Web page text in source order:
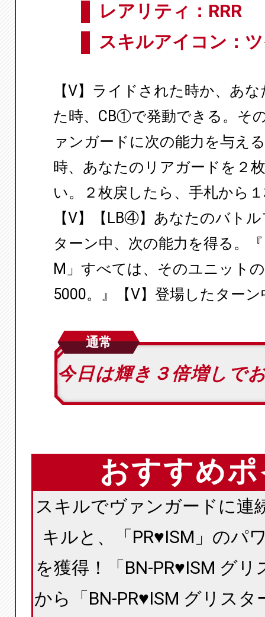
レアリティ：RRR
スキルアイコン：
【V】ライドされた時か、あ
た時、CB①で発動できる。そ
ァンガードに次の能力を与え
時、あなたのリアガードを２
い。２枚戻したら、手札から
【V】【LB④】あなたのバト
ターン中、次の能力を得る。
M」すべては、そのユニット
5000。』【V】登場したター
通常
今日は輝き３倍増しで
おすすめ
スキルでヴァンガードに連
キルと、「PR♥ISM」のパ
を獲得！「BN-PR♥ISM グ
から「BN-PR♥ISM グリス